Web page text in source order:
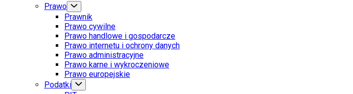
Prawo
Prawnik
Prawo cywilne
Prawo handlowe i gospodarcze
Prawo internetu i ochrony danych
Prawo administracyjne
Prawo karne i wykroczeniowe
Prawo europejskie
Podatki